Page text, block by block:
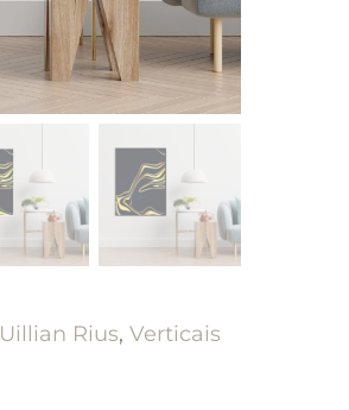
Uillian Rius, Verticais